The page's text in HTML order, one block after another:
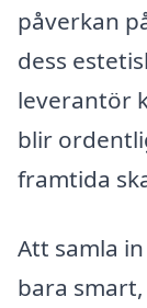
påverkan
dess
leverantör
blir
framtida
Att samla
bara